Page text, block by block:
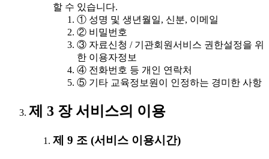
할 수 있습니다.
① 성명 및 생년월일, 신분, 이메일
② 비밀번호
③ 자료신청 / 기관회원서비스 권한설정을 위
한 이용자정보
④ 전화번호 등 개인 연락처
⑤ 기타 교육정보원이 인정하는 경미한 사항
제 3 장 서비스의 이용
제 9 조 (서비스 이용시간)